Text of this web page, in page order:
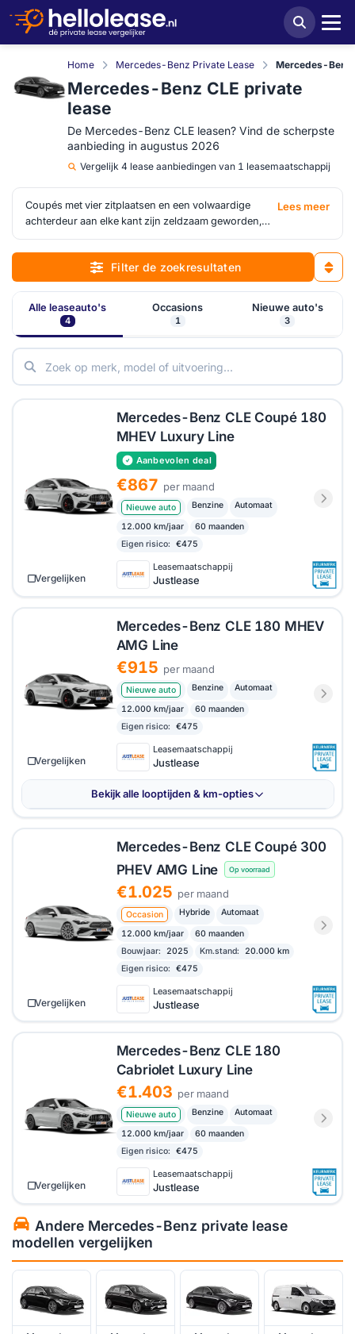
Home Mercedes-Benz Private Lease Mercedes-Benz
Mercedes-Benz CLE private
lease
De Mercedes-Benz CLE leasen? Vind de scherpste
aanbieding in augustus 2026
Vergelijk 4 lease aanbiedingen van 1 leasemaatschappij
Coupés met vier zitplaatsen en een volwaardige
achterdeur aan elke kant zijn zeldzaam geworden,
maar deMercedes-Benz CLEhoudt dat concept
levend als opvolger van zowel de C-Klasse Coupé
als de E-Klasse Coupé. Door die twee modellen
samen te voegen ontstond een auto met gunstigere
proporties: een langere wielbasis, meer beenruimte
achterin en een daklijn die strak is zonder de
achterzitplaatsen te vergeten. Het interieur draagt de
herkenbare Mercedes-signatuur van de recente
generaties: grote schermen, goed afgewerkt en
de actuele tarieven van de beschikbare aanbieders
Lees meer
Filter de zoekresultaten
Alle leaseauto's
4
Occasions
1
Nieuwe auto's
3
Mercedes-Benz CLE Coupé 180
MHEV Luxury Line
Aanbevolen deal
€867 per maand
Nieuwe auto Benzine Automaat
12.000 km/jaar
60 maanden
Eigen risico:
€475
Leasemaatschappij
Justlease
Vergelijken
Mercedes-Benz CLE 180 MHEV
AMG Line
€915 per maand
Nieuwe auto Benzine Automaat
12.000 km/jaar
60 maanden
Eigen risico:
€475
Leasemaatschappij
Justlease
Vergelijken
Bekijk alle looptijden & km-opties
Mercedes-Benz CLE Coupé 300
PHEV AMG Line
Op voorraad
€1.025 per maand
Occasion Hybride Automaat
12.000 km/jaar
60 maanden
Bouwjaar:
2025 Km.stand:
20.000 km
Eigen risico:
€475
Leasemaatschappij
Justlease
Vergelijken
Mercedes-Benz CLE 180
Cabriolet Luxury Line
€1.403 per maand
Nieuwe auto Benzine Automaat
12.000 km/jaar
60 maanden
Eigen risico:
€475
Leasemaatschappij
Justlease
Vergelijken
Andere Mercedes-Benz private lease
modellen vergelijken